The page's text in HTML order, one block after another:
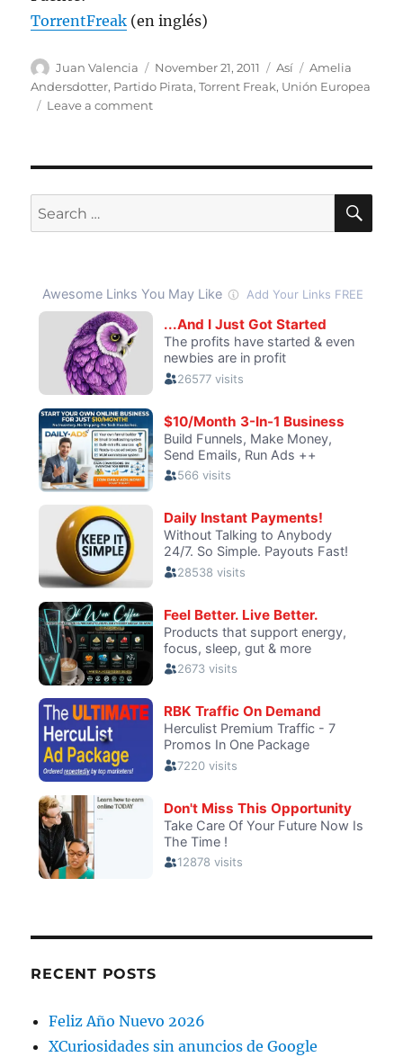
TorrentFreak (en inglés)
Author
Juan Valencia
Posted
on
November 21, 2011 Categories
Así Tags
Amelia
Andersdotter, Partido Pirata,Torrent Freak, Unión Europea
Leave a commenton
se
en
más
del
Parlamento
Europeo
Search
for:
RECENT POSTS
Feliz Año Nuevo 2026
XCuriosidades sin anuncios de Google